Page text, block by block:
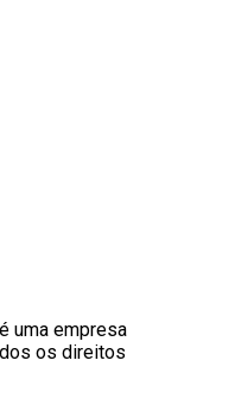
uma empresa
os direitos